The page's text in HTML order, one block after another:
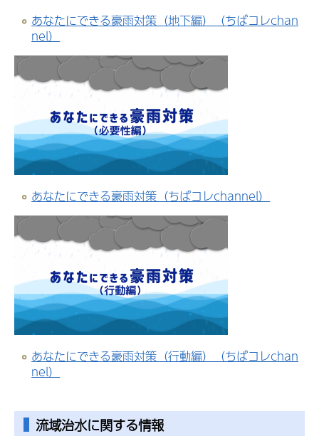
あなたにできる豪雨対策（地下編）（ちばコレchan
nel）
あなたにできる豪雨対策（ちばコレchannel）
あなたにできる豪雨対策（行動編）（ちばコレchan
nel）
流域治水に関する情報